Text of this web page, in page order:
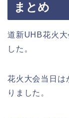
まとめ
道新UHB花火
した。
花火大会当日は
りました。